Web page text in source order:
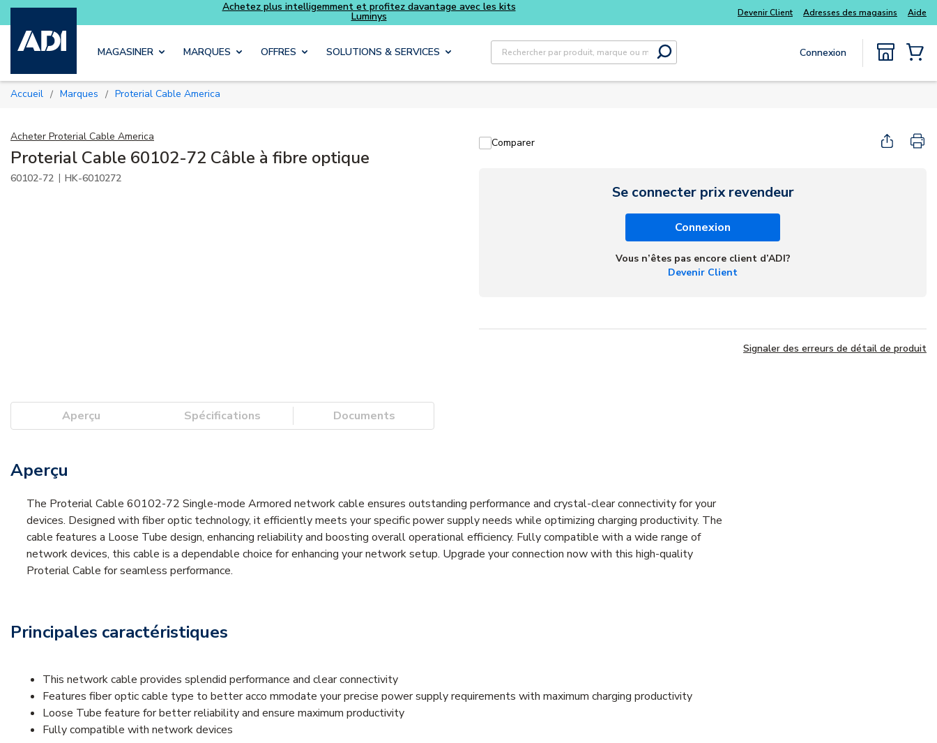
Skip to main content
et profitez davantage avec les kits Devenir Client Adresses des magasins Aide
MAGASINER MARQUES OFFRES SOLUTIONS & SERVICES
Recherche sur le site
Soumettre la recherche
Connexion
Accueil / Marques / Proterial Cable America
Acheter Proterial Cable America
Proterial Cable 60102-72 Câble à fibre optique
60102-72 | HK-6010272
Comparer
Se connecter prix revendeur
Connexion
Vous n’êtes pas encore client d’ADI?
Devenir Client
Signaler des erreurs de détail de produit
Aperçu Spécifications Documents
Aperçu
The Proterial Cable 60102-72 Single-mode Armored network cable ensures outstanding performance and crystal-clear connectivity for your
devices. Designed with fiber optic technology, it efficiently meets your specific power supply needs while optimizing charging productivity. The
cable features a Loose Tube design, enhancing reliability and boosting overall operational efficiency. Fully compatible with a wide range of
network devices, this cable is a dependable choice for enhancing your network setup. Upgrade your connection now with this high-quality
Proterial Cable for seamless performance.
Principales caractéristiques
This network cable provides splendid performance and clear connectivity
Features fiber optic cable type to better acco mmodate your precise power supply requirements with maximum charging productivity
Loose Tube feature for better reliability and ensure maximum productivity
Fully compatible with network devices